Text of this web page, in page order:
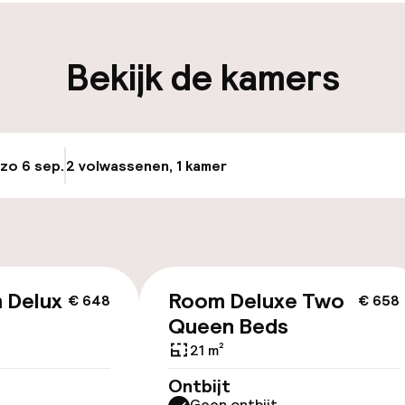
Bekijk de kamers
6 sep.2 volwassenen, 1 kamer
€ 648
Deluxe
€ 658
Room Deluxe Two
Queen Beds
21 m²
Ontbijt